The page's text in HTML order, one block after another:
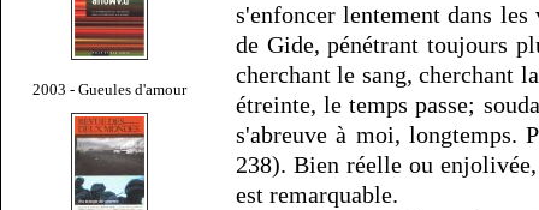
2003 - Gueules d'amour
s'enfoncer lentement dans
de Gide, pénétrant toujours
cherchant le sang, cherchant
étreinte, le temps passe;
s'abreuve à moi,
238). Bien réelle ou
est remarquable.